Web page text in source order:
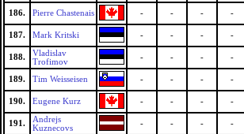
186. Pierre Chastenais - - - -
187. Mark Kritski - - - -
188.
Vladislav
Trofimov
- - - -
189. Tim Weisseisen - - - -
190. Eugene Kurz - - - -
191.
Andrejs
Kuznecovs
- - - -